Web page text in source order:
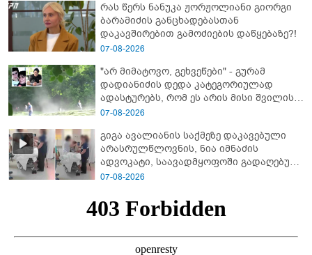
ბარამიძე კი ტყუის"
რას წერს ნანუკა ჟორჟოლიანი გიორგი
ბარამიძის განცხადებასთან
დაკავშირებით გამოძიების დაწყებაზე?!
07-08-2026
"არ მიმატოვო, გეხვეწები" - გუ­რა­მ
დადიანიძის დედა კა­ტე­გო­რი­უ­ლად
ადას­ტუ­რებს, რომ ეს არის მისი შვი­ლის
ხმა
07-08-2026
გიგა ავალიანის საქმეზე დაკავებული
არასრულწლოვნის, ნია იმნაძის
ადვოკატი, საავადმყოფოში გადაღებულ
კადრებს ავრცელებს
07-08-2026